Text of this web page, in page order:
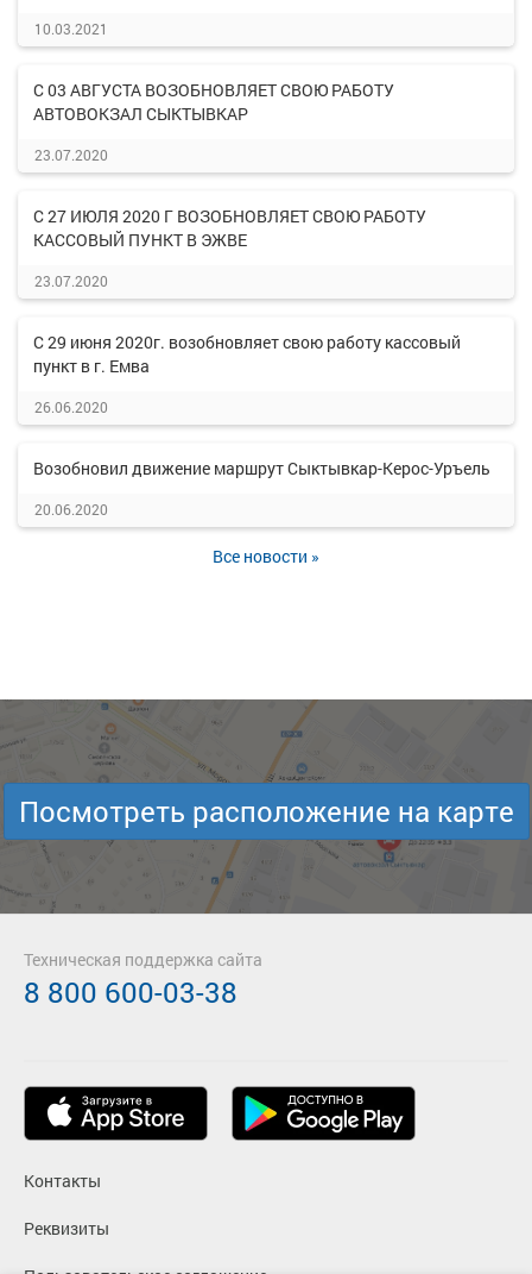
10.03.2021
С 03 АВГУСТА ВОЗОБНОВЛЯЕТ СВОЮ РАБОТУ
АВТОВОКЗАЛ СЫКТЫВКАР
23.07.2020
С 27 ИЮЛЯ 2020 Г ВОЗОБНОВЛЯЕТ СВОЮ РАБОТУ
КАССОВЫЙ ПУНКТ В ЭЖВЕ
23.07.2020
С 29 июня 2020г. возобновляет свою работу кассовый
пункт в г. Емва
26.06.2020
Возобновил движение маршрут Сыктывкар-Керос-Уръель
20.06.2020
Все новости »
Посмотреть расположение на карте
Контакты
Реквизиты
Техническая поддержка сайта
8 800 600-03-38